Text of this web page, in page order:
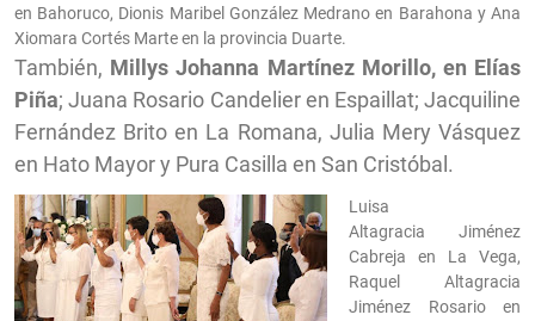
en Bahoruco, Dionis Maribel González Medrano en Barahona y Ana
Xiomara Cortés Marte en la provincia Duarte.
También, Millys Johanna Martínez Morillo, en Elías
Piña; Juana Rosario Candelier en Espaillat; Jacquiline
Fernández Brito en La Romana, Julia Mery Vásquez
en Hato Mayor y Pura Casilla en San Cristóbal.
Luisa
Altagracia Jiménez
Cabreja en La Vega,
Raquel Altagracia
Jiménez Rosario en